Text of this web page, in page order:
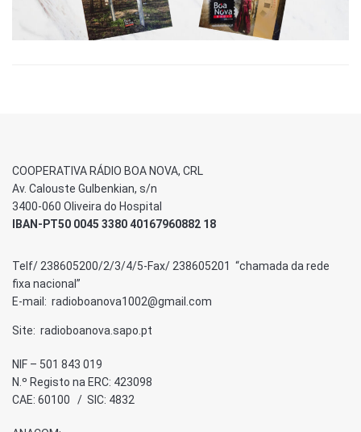
COOPERATIVA RÁDIO BOA NOVA, CRL
Av. Calouste Gulbenkian, s/n
3400-060 Oliveira do Hospital
IBAN-PT50 0045 3380 40167960882 18
Telf/ 238605200/2/3/4/5-Fax/ 238605201 “chamada da rede
fixa nacional”
E-mail: radioboanova1002@gmail.com
Site: radioboanova.sapo.pt
NIF – 501 843 019
N.º Registo na ERC: 423098
CAE: 60100 / SIC: 4832